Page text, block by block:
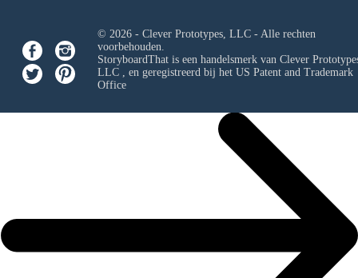
© 2026 - Clever Prototypes, LLC - Alle rechten
voorbehouden.
StoryboardThat is een handelsmerk van Clever
LLC, en geregistreerd bij het US Patent and Trademark
Office